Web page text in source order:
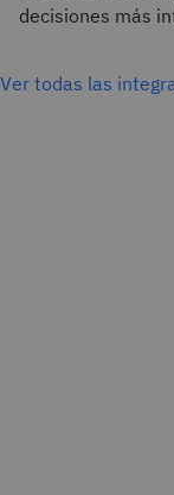
decisiones más
Ver todas las